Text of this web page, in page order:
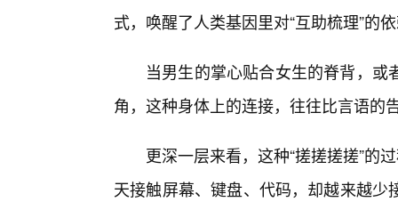
式，唤醒了人类基因里对“互助梳理”的
当男生的掌心贴合女生的脊背，
角，这种身体上的连接，往往比言语的
更深一层来看，这种“搓搓搓搓”的
天接触屏幕、键盘、代码，却越来越